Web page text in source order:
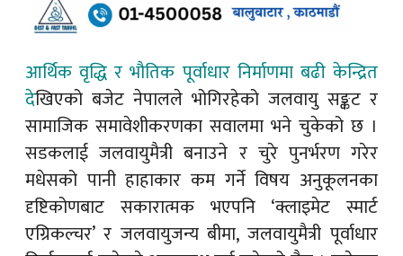
आर्थिक वृद्धि र भौतिक पूर्वाधार निर्माणमा बढी केन्द्रित
देखिएको बजेट नेपालले भोगिरहेको जलवायु सङ्कट र
सामाजिक समावेशीकरणका सवालमा भने चुकेको छ ।
सडकलाई जलवायुमैत्री बनाउने र चुरे पुनर्भरण गरेर
मधेसको पानी हाहाकार कम गर्ने विषय अनुकूलनका
दृष्टिकोणबाट सकारात्मक भएपनि ‘क्लाइमेट स्मार्ट
एग्रिकल्चर’ र जलवायुजन्य बीमा, जलवायुमैत्री पूर्वाधार